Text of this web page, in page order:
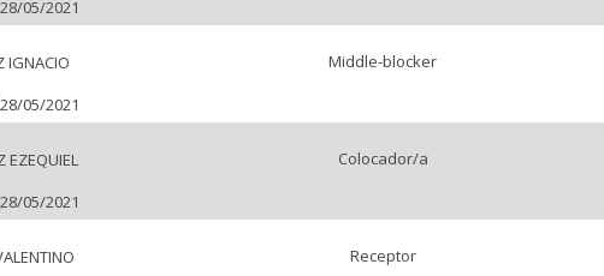
05/2021
IGNACIO
05/2021
Middle-blocker
EZEQUIEL
05/2021
Colocador/a
Receptor